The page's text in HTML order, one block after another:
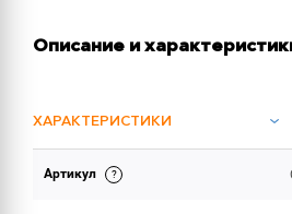
Описание и
ХАРАКТЕРИСТИКИ
ОБЪЕМ ПОСТАВКИ
Артикул